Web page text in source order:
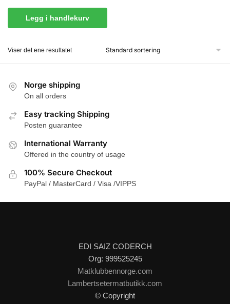
Legg i handlekurv
Viser det ene resultatet
Norge shipping
On all orders
Easy tracking Shipping
Posten guarantee
International Warranty
Offered in the country of usage
100% Secure Checkout
PayPal / MasterCard / Visa /VIPPS
EDI SAIZ CODERCH
Org: 999525245
Matklubbennorge.com
Lambertsetermatbutikk.com
© Copyright